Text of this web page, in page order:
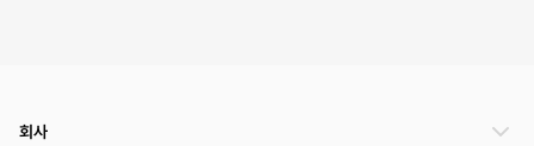
회사